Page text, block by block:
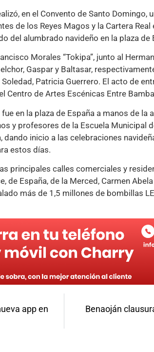
en el Convento de Santo Domingo,
de los Reyes Magos y la Cartera Real
del alumbrado navideño en la plaza de
Morales “Tokipa”, junto al
Gaspar y Baltasar,
Patricia Guerrero. El acto de
Centro de Artes Escénicas Entre
en la plaza de España a manos de la
y profesores de la Escuela Municipal
dando inicio a las celebraciones
estos días.
principales calles comerciales y
de España, de la Merced, Carmen
más de 1,5 millones de bombillas
app en
Benaoján